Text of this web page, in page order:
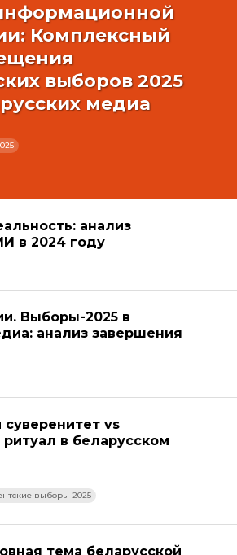
Комплексный
выборов 2025
медиа
анализ
в 2024 году
Выборы-2025 в
анализ завершения
vs
в беларусском
выборы-2025
тема беларусской